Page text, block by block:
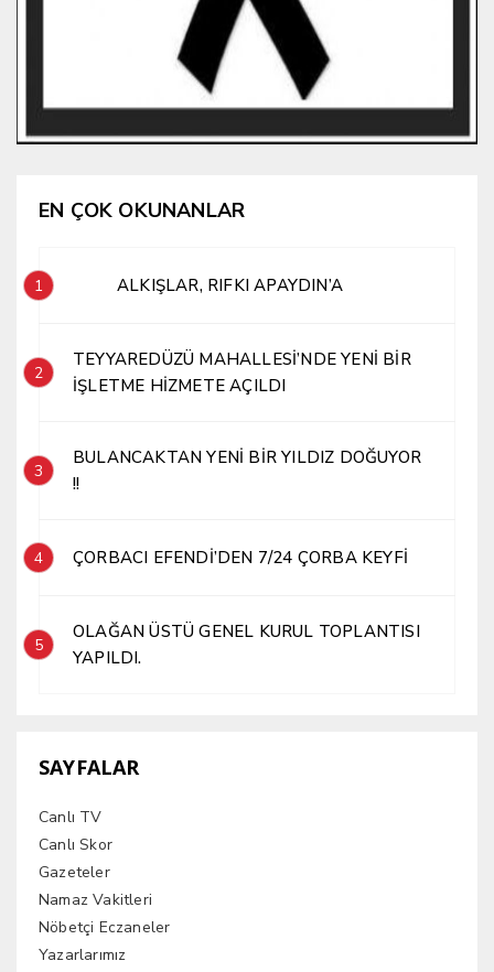
EN ÇOK OKUNANLAR
1 ALKIŞLAR, RIFKI APAYDIN’A
2
TEYYAREDÜZÜ MAHALLESİ’NDE YENİ BİR
İŞLETME HİZMETE AÇILDI
3
BULANCAKTAN YENİ BİR YILDIZ DOĞUYOR
!!
4 ÇORBACI EFENDİ’DEN 7/24 ÇORBA KEYFİ
5
OLAĞAN ÜSTÜ GENEL KURUL TOPLANTISI
YAPILDI.
SAYFALAR
Canlı TV
Canlı Skor
Gazeteler
Namaz Vakitleri
Nöbetçi Eczaneler
Yazarlarımız